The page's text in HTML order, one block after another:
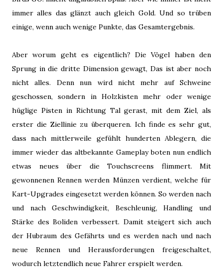
immer alles das glänzt auch gleich Gold. Und so trüben
einige, wenn auch wenige Punkte, das Gesamtergebnis.
Aber worum geht es eigentlich? Die Vögel haben den
Sprung in die dritte Dimension gewagt, Das ist aber noch
nicht alles. Denn nun wird nicht mehr auf Schweine
geschossen, sondern in Holzkisten mehr oder wenige
hüglige Pisten in Richtung Tal gerast, mit dem Ziel, als
erster die Ziellinie zu überqueren. Ich finde es sehr gut,
dass nach mittlerweile gefühlt hunderten Ablegern, die
immer wieder das altbekannte Gameplay boten nun endlich
etwas neues über die Touchscreens flimmert. Mit
gewonnenen Rennen werden Münzen verdient, welche für
Kart-Upgrades eingesetzt werden können. So werden nach
und nach Geschwindigkeit, Beschleunig, Handling und
Stärke des Boliden verbessert. Damit steigert sich auch
der Hubraum des Gefährts und es werden nach und nach
neue Rennen und Herausforderungen freigeschaltet,
wodurch letztendlich neue Fahrer erspielt werden.